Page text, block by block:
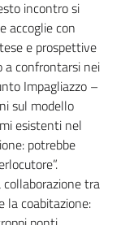
incontro si
accoglie con
e prospettive
a confrontarsi nei
Impagliazzo –
sul modello
esistenti nel
potrebbe
tra
la coabitazione: